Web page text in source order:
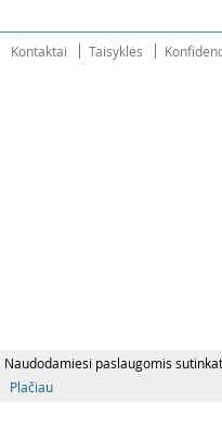
Naudodamiesi paslaugomis
Plačiau
Kontaktai Taisyklės